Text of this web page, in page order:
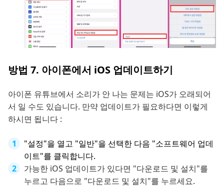
방법 7. 아이폰에서 iOS 업데이트하기
아이폰 유튜브에서 소리가 안 나는 문제는 iOS가 오래되어
서 일 수도 있습니다. 만약 업데이트가 필요하다면 이렇게
하시면 됩니다 :
"설정"을 열고 "일반"을 선택한 다음 "소프트웨어 업데
이트"를 클릭합니다.
가능한 iOS 업데이트가 있다면 "다운로드 및 설치"를
누르고 다음으로 "다운로드 및 설치"를 누르세요.